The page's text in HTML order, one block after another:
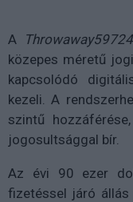
A Throwaway59724
közepes méretű
kapcsolódó
kezeli. A
szintű
jogosultsággal bír.
Az évi 90 ezer
fizetéssel járó állás